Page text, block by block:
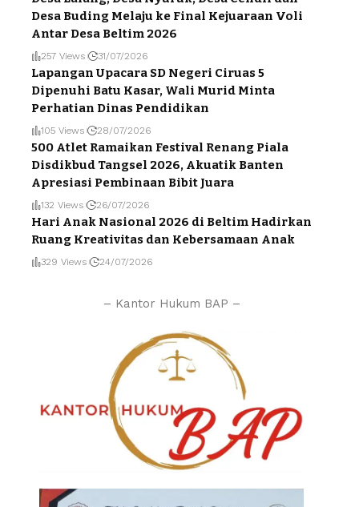
Desa Buding Melaju ke Final Kejuaraan Voli
Antar Desa Beltim 2026
257 Views 31/07/2026
Lapangan Upacara SD Negeri Ciruas 5
Dipenuhi Batu Kasar, Wali Murid Minta
Perhatian Dinas Pendidikan
105 Views 28/07/2026
500 Atlet Ramaikan Festival Renang Piala
Disdikbud Tangsel 2026, Akuatik Banten
Apresiasi Pembinaan Bibit Juara
132 Views 26/07/2026
Hari Anak Nasional 2026 di Beltim Hadirkan
Ruang Kreativitas dan Kebersamaan Anak
329 Views 24/07/2026
– Kantor Hukum BAP –